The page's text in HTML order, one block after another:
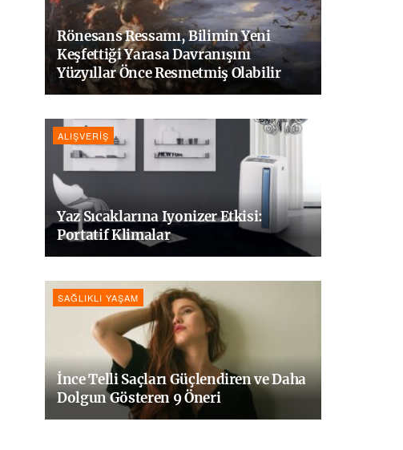
Rönesans Ressamı, Bilimin Yeni
Keşfettiği Yarasa Davranışını
Yüzyıllar Önce Resmetmiş Olabilir
ALIŞVERIŞ
Yaz Sıcaklarına Iyonizer Etkisi:
Portatif Klimalar
SAĞLIKLI YAŞAM
İnce Telli Saçları Güçlendiren ve Daha
Dolgun Gösteren 9 Öneri